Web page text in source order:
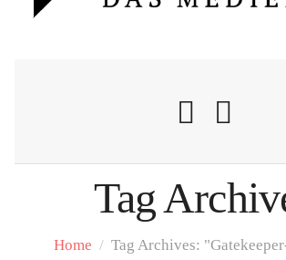
Nachrichten
Tag
Home / Tag Archives: